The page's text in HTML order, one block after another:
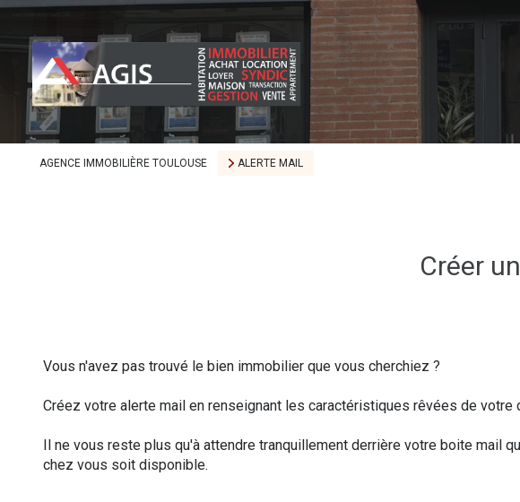
AGENCE IMMOBILIÈRE TOULOUSE ALERTE MAIL
Créer
Vous n'avez pas trouvé le bien immobilier que vous cherchiez ?
Créez votre alerte mail en renseignant les caractéristiques rêvées de votre
Il ne vous reste plus qu'à attendre tranquillement derrière votre boite mail
chez vous soit disponible.